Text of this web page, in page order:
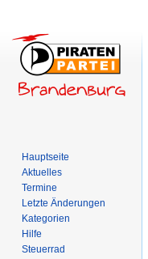
Hauptseite
Aktuelles
Termine
Letzte Änderungen
Kategorien
Hilfe
Steuerrad